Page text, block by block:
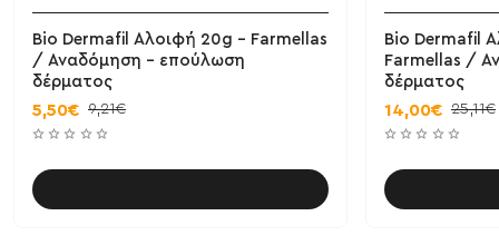
Bio Dermafil Αλοιφή 20g - Farmellas
/ Αναδόμηση - επούλωση
δέρματος
5,50€ 9,21€
Bio Dermafil
Farmellas /
δέρματος
14,00€ 25,11€